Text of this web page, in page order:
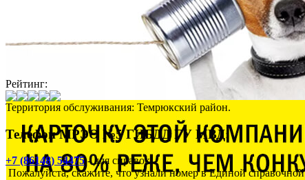
Рейтинг:
Территория обслуживания: Темрюкский район.
Телефон МРЭО №5 ГИБДД ГУ МВД:
+7 (86148) 54475- для справок
Пожалуйста, скажите, что узнали номер в Единой справочной